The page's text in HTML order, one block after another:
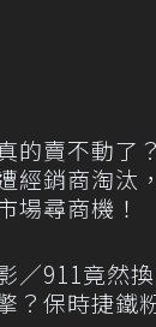
的賣不動了
經銷商淘汰
場尋商機！
／911竟然
？保時捷鐵